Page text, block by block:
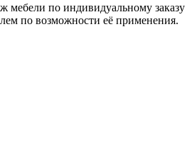
мебели по индивидуальному заказу
по возможности её применения.